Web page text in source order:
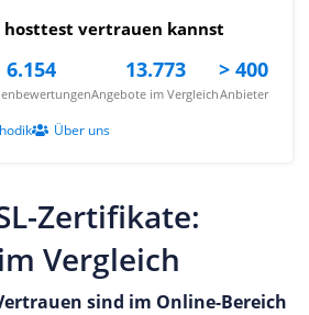
hosttest vertrauen kannst
6.154 13.773
Angebote im Vergleich
> 400
Anbieter
Über uns
Zertifikate:
Vergleich
sind im Online-Bereich